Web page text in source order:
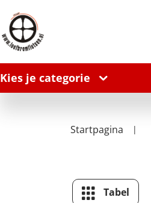
Kies je categorie
Startpagina
Tabel